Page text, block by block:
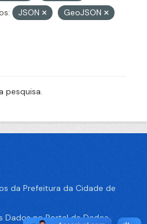
JSON
GeoJSON
pesquisa.
da Prefeitura da Cidade de
Dados no Portal de Dados